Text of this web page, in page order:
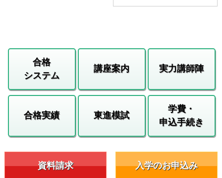
合格
システム
講座案内 実力講師陣
合格実績 東進模試
学費・
申込手続き
資料請求 入学のお申込み